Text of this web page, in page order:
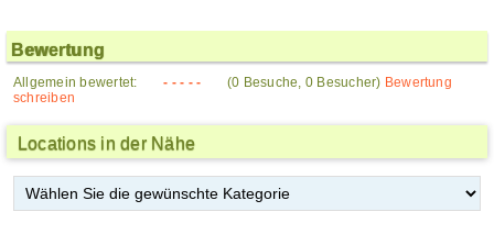
Bewertung
Allgemein bewertet: - - - - - (0 Besuche, 0 Besucher) Bewertung
schreiben
Locations in der Nähe